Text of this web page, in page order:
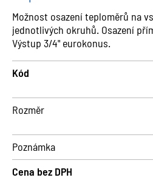
Možnost osazení teploměrů na
jednotlivých okruhů. Osazení
Výstup 3/4" eurokonus.
Kód
Rozměr
Poznámka
Cena bez DPH